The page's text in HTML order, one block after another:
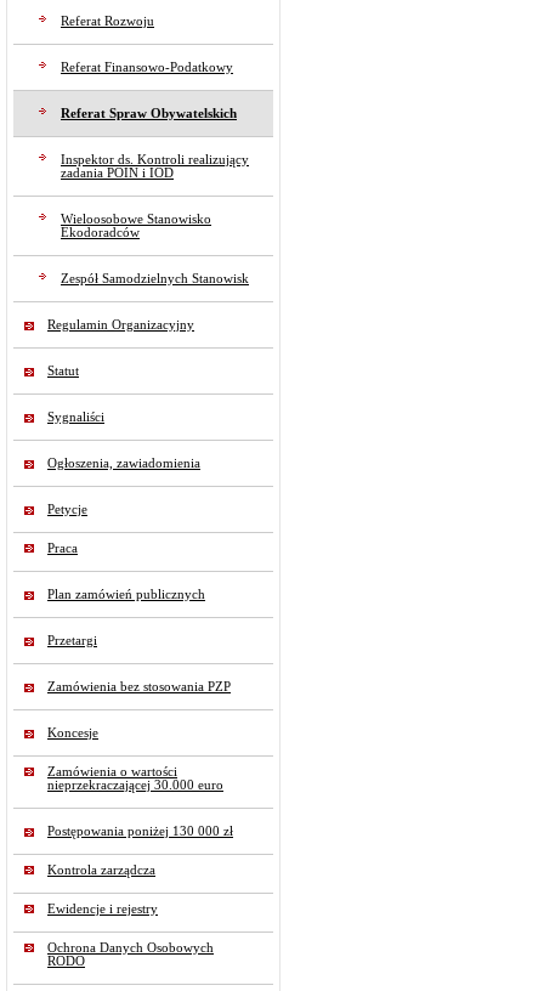
Referat Rozwoju
Referat Finansowo-Podatkowy
Referat Spraw Obywatelskich
Inspektor ds. Kontroli realizujący
zadania POIN i IOD
Wieloosobowe Stanowisko
Ekodoradców
Zespół Samodzielnych Stanowisk
Regulamin Organizacyjny
Statut
Sygnaliści
Ogłoszenia, zawiadomienia
Petycje
Praca
Plan zamówień publicznych
Przetargi
Zamówienia bez stosowania PZP
Koncesje
Zamówienia o wartości
nieprzekraczającej 30.000 euro
Postępowania poniżej 130 000 zł
Kontrola zarządcza
Ewidencje i rejestry
Ochrona Danych Osobowych
RODO